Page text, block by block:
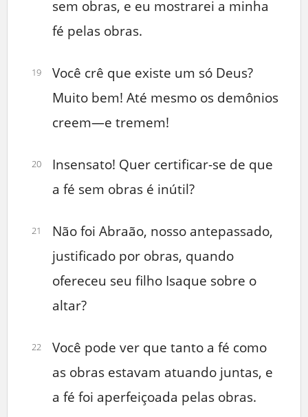
sem obras, e eu mostrarei a minha
fé pelas obras.
19
Você crê que existe um só Deus?
Muito bem! Até mesmo os demônios
creem—e tremem!
20
Insensato! Quer certificar-se de que
a fé sem obras é inútil?
21
Não foi Abraão, nosso antepassado,
justificado por obras, quando
ofereceu seu filho Isaque sobre o
altar?
22
Você pode ver que tanto a fé como
as obras estavam atuando juntas, e
a fé foi aperfeiçoada pelas obras.